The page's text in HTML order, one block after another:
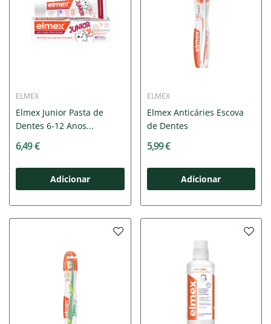
ELMEX
Elmex Junior Pasta de
Dentes 6-12 Anos...
6,49 €
Adicionar
ELMEX
Elmex Anticáries Escova
de Dentes
5,99 €
Adicionar